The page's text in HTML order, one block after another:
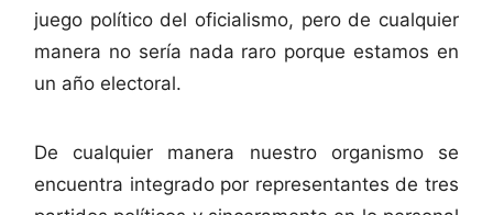
juego político del oficialismo, pero de cualquier
manera no sería nada raro porque estamos en
un año electoral.
De cualquier manera nuestro organismo se
encuentra integrado por representantes de tres